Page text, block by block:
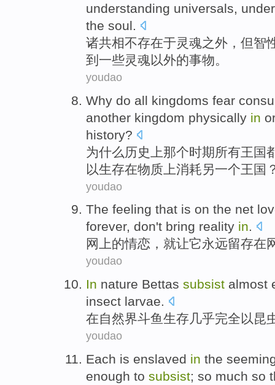
understanding universals,
the soul.
诸共相不存在于灵魂之外 ， 但智
到一些灵魂以外的事物。
youdao
Why do all kingdoms fear
another kingdom physically in
history?
为什么 历史 上那个时期所有王国
以生存在物质上消耗另一个王国
youdao
The feeling that is on the net
forever, don't bring reality in.
网上的情恋 ， 就让它永远留存在
youdao
In nature Bettas subsist almost
insect larvae.
在自然界斗鱼生存几乎完全以昆
youdao
Each is enslaved in the
enough to subsist; so much so